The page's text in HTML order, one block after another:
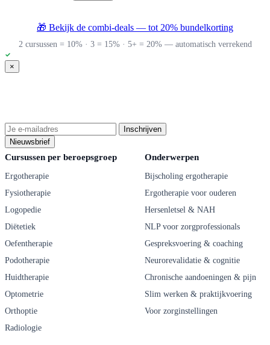
🎁 Bekijk de combi-deals — tot 20% bundelkorting
2 cursussen = 10% · 3 = 15% · 5+ = 20% — automatisch verrekend
×
Inschrijven
Nieuwsbrief
Cursussen per beroepsgroep
Ergotherapie
Fysiotherapie
Logopedie
Diëtetiek
Oefentherapie
Podotherapie
Huidtherapie
Optometrie
Orthoptie
Radiologie
Onderwerpen
Bijscholing ergotherapie
Ergotherapie voor ouderen
Hersenletsel & NAH
NLP voor zorgprofessionals
Gespreksvoering & coaching
Neurorevalidatie & cognitie
Chronische aandoeningen & pijn
Slim werken & praktijkvoering
Voor zorginstellingen